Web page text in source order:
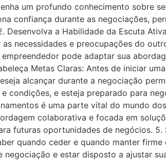
um profundo conhecimento sobre
confiança durante as negociações,
a Habilidade da Escuta
necessidades e preocupações do
pode adaptar sua
Metas Claras: Antes de iniciar
alcançar durante a negociação
condições, e esteja preparado para
é uma parte vital do mundo
colaborativa e focada em
futuras oportunidades de negócios. 5.
quando ceder e quando manter firme
e estar disposto a ajustar